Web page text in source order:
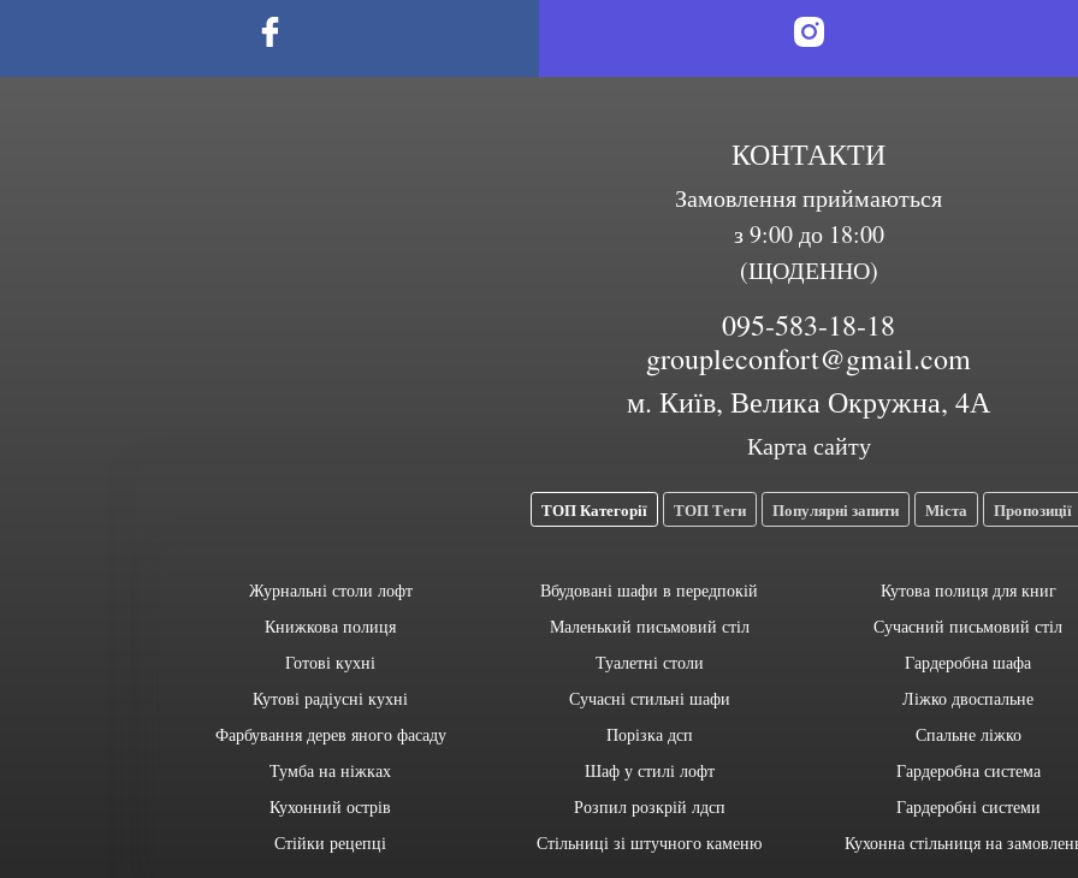
КОНТАКТИ
Замовлення приймаються
з 9:00 до 18:00
(ЩОДЕННО)
095-583-18-18
groupleconfort@gmail.com
м. Київ, Велика Окружна, 4А
Карта сайту
ТОП Категорії ТОП Теги Популярні запити Міста Пропозиції
Журнальні столи лофт
Книжкова полиця
Готові кухні
Кутові радіусні кухні
Фарбування дерев яного фасаду
Тумба на ніжках
Кухонний острів
Стійки рецепці
Вбудовані шафи в передпокій
Маленький письмовий стіл
Туалетні столи
Сучасні стильні шафи
Порізка дсп
Шаф у стилі лофт
Розпил розкрій лдсп
Стільниці зі штучного каменю
Кутова полиця для книг
Сучасний письмовий стіл
Гардеробна шафа
Ліжко двоспальне
Спальне ліжко
Гардеробна система
Гардеробні системи
Кухонна стільниця на